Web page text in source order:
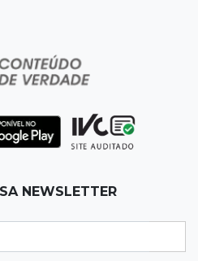
tiros após apostar R$ 31
no bairro Tiradentes no
NEWSLETTER